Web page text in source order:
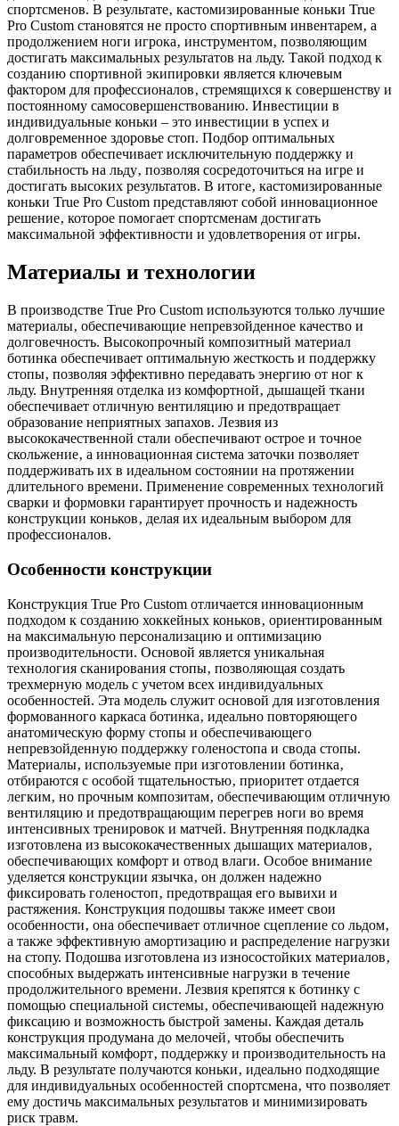
спортсменов. В результате‚ кастомизированные коньки True
Pro Custom становятся не просто спортивным инвентарем‚ а
продолжением ноги игрока‚ инструментом‚ позволяющим
достигать максимальных результатов на льду. Такой подход к
созданию спортивной экипировки является ключевым
фактором для профессионалов‚ стремящихся к совершенству и
постоянному самосовершенствованию. Инвестиции в
индивидуальные коньки – это инвестиции в успех и
долговременное здоровье стоп. Подбор оптимальных
параметров обеспечивает исключительную поддержку и
стабильность на льду‚ позволяя сосредоточиться на игре и
достигать высоких результатов. В итоге‚ кастомизированные
коньки True Pro Custom представляют собой инновационное
решение‚ которое помогает спортсменам достигать
максимальной эффективности и удовлетворения от игры.
Материалы и технологии
В производстве True Pro Custom используются только лучшие
материалы‚ обеспечивающие непревзойденное качество и
долговечность. Высокопрочный композитный материал
ботинка обеспечивает оптимальную жесткость и поддержку
стопы‚ позволяя эффективно передавать энергию от ног к
льду. Внутренняя отделка из комфортной‚ дышащей ткани
обеспечивает отличную вентиляцию и предотвращает
образование неприятных запахов. Лезвия из
высококачественной стали обеспечивают острое и точное
скольжение‚ а инновационная система заточки позволяет
поддерживать их в идеальном состоянии на протяжении
длительного времени. Применение современных технологий
сварки и формовки гарантирует прочность и надежность
конструкции коньков‚ делая их идеальным выбором для
профессионалов.
Особенности конструкции
Конструкция True Pro Custom отличается инновационным
подходом к созданию хоккейных коньков‚ ориентированным
на максимальную персонализацию и оптимизацию
производительности. Основой является уникальная
технология сканирования стопы‚ позволяющая создать
трехмерную модель с учетом всех индивидуальных
особенностей. Эта модель служит основой для изготовления
формованного каркаса ботинка‚ идеально повторяющего
анатомическую форму стопы и обеспечивающего
непревзойденную поддержку голеностопа и свода стопы.
Материалы‚ используемые при изготовлении ботинка‚
отбираются с особой тщательностью‚ приоритет отдается
легким‚ но прочным композитам‚ обеспечивающим отличную
вентиляцию и предотвращающим перегрев ноги во время
интенсивных тренировок и матчей. Внутренняя подкладка
изготовлена из высококачественных дышащих материалов‚
обеспечивающих комфорт и отвод влаги. Особое внимание
уделяется конструкции язычка‚ он должен надежно
фиксировать голеностоп‚ предотвращая его вывихи и
растяжения. Конструкция подошвы также имеет свои
особенности‚ она обеспечивает отличное сцепление со льдом‚
а также эффективную амортизацию и распределение нагрузки
на стопу. Подошва изготовлена из износостойких материалов‚
способных выдержать интенсивные нагрузки в течение
продолжительного времени. Лезвия крепятся к ботинку с
помощью специальной системы‚ обеспечивающей надежную
фиксацию и возможность быстрой замены. Каждая деталь
конструкция продумана до мелочей‚ чтобы обеспечить
максимальный комфорт‚ поддержку и производительность на
льду. В результате получаются коньки‚ идеально подходящие
для индивидуальных особенностей спортсмена‚ что позволяет
ему достичь максимальных результатов и минимизировать
риск травм.